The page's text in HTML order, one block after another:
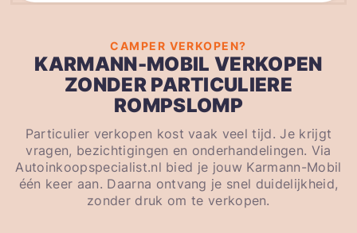
CAMPER VERKOPEN?
KARMANN-MOBIL VERKOPEN
ZONDER PARTICULIERE
ROMPSLOMP
Particulier verkopen kost vaak veel tijd. Je krijgt
vragen, bezichtigingen en onderhandelingen. Via
Autoinkoopspecialist.nl bied je jouw Karmann-Mobil
één keer aan. Daarna ontvang je snel duidelijkheid,
zonder druk om te verkopen.